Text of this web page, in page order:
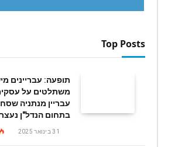
Top Posts
תופעה: עבריינים
משתלטים על
עבריין מנתניה
בתחום הנדל"ן
31 בינואר 2025